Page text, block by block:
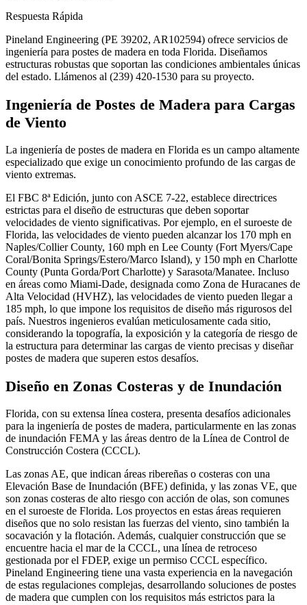
Respuesta Rápida
Pineland Engineering (PE 39202, AR102594) ofrece servicios de
ingeniería para postes de madera en toda Florida. Diseñamos
estructuras robustas que soportan las condiciones ambientales únicas
del estado. Llámenos al (239) 420-1530 para su proyecto.
Ingeniería de Postes de Madera para Cargas
de Viento
La ingeniería de postes de madera en Florida es un campo altamente
especializado que exige un conocimiento profundo de las cargas de
viento extremas.
El FBC 8ª Edición, junto con ASCE 7-22, establece directrices
estrictas para el diseño de estructuras que deben soportar
velocidades de viento significativas. Por ejemplo, en el suroeste de
Florida, las velocidades de viento pueden alcanzar los 170 mph en
Naples/Collier County, 160 mph en Lee County (Fort Myers/Cape
Coral/Bonita Springs/Estero/Marco Island), y 150 mph en Charlotte
County (Punta Gorda/Port Charlotte) y Sarasota/Manatee. Incluso
en áreas como Miami-Dade, designada como Zona de Huracanes de
Alta Velocidad (HVHZ), las velocidades de viento pueden llegar a
185 mph, lo que impone los requisitos de diseño más rigurosos del
país. Nuestros ingenieros evalúan meticulosamente cada sitio,
considerando la topografía, la exposición y la categoría de riesgo de
la estructura para determinar las cargas de viento precisas y diseñar
postes de madera que superen estos desafíos.
Diseño en Zonas Costeras y de Inundación
Florida, con su extensa línea costera, presenta desafíos adicionales
para la ingeniería de postes de madera, particularmente en las zonas
de inundación FEMA y las áreas dentro de la Línea de Control de
Construcción Costera (CCCL).
Las zonas AE, que indican áreas ribereñas o costeras con una
Elevación Base de Inundación (BFE) definida, y las zonas VE, que
son zonas costeras de alto riesgo con acción de olas, son comunes
en el suroeste de Florida. Los proyectos en estas áreas requieren
diseños que no solo resistan las fuerzas del viento, sino también la
socavación y la flotación. Además, cualquier construcción que se
encuentre hacia el mar de la CCCL, una línea de retroceso
gestionada por el FDEP, exige un permiso CCCL específico.
Pineland Engineering tiene una vasta experiencia en la navegación
de estas regulaciones complejas, desarrollando soluciones de postes
de madera que cumplen con los requisitos más estrictos para la